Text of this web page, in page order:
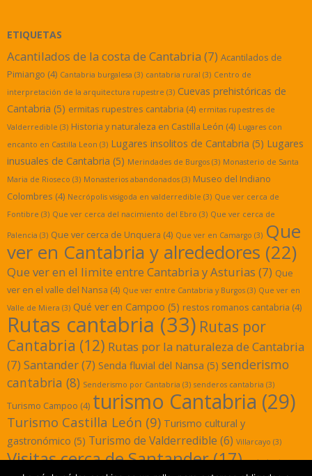
ETIQUETAS
Acantilados de la costa de Cantabria (7) Acantilados de
Pimiango (4) Cantabria burgalesa (3) cantabria rural (3) Centro de
interpretación de la arquitectura rupestre (3) Cuevas prehistóricas de
Cantabria (5) ermitas rupestres cantabria (4) ermitas rupestres de
Valderredible (3) Historia y naturaleza en Castilla León (4) Lugares con
encanto en Castilla Leon (3) Lugares insolitos de Cantabria (5) Lugares
inusuales de Cantabria (5) Merindades de Burgos (3) Monasterio de Santa
Maria de Rioseco (3) Monasterios abandonados (3) Museo del Indiano
Colombres (4) Necrópolis visigoda en valderredible (3) Que ver cerca de
Fontibre (3) Que ver cerca del nacimiento del Ebro (3) Que ver cerca de
Palencia (3) Que ver cerca de Unquera (4) Que ver en Camargo (3) Que
ver en Cantabria y alrededores (22)
Que ver en el limite entre Cantabria y Asturias (7) Que
ver en el valle del Nansa (4) Que ver entre Cantabria y Burgos (3) Que ver en
Valle de Miera (3) Qué ver en Campoo (5) restos romanos cantabria (4)
Rutas cantabria (33) Rutas por
Cantabria (12) Rutas por la naturaleza de Cantabria
(7) Santander(7) Senda fluvial del Nansa (5) senderismo
cantabria (8) Senderismo por Cantabria (3) senderos cantabria (3)
Turismo Campoo (4) turismo Cantabria (29)
Turismo Castilla León (9) Turismo cultural y
gastronómico (5) Turismo de Valderredible (6) Villarcayo (3)
Visitas cerca de Santander(17) yacimientos